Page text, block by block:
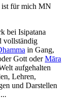
ist für mich MN
bei Isipatana
vollständig
in Gang,
Gott oderMāra
aufgehalten
Lehren,
und Darstellen